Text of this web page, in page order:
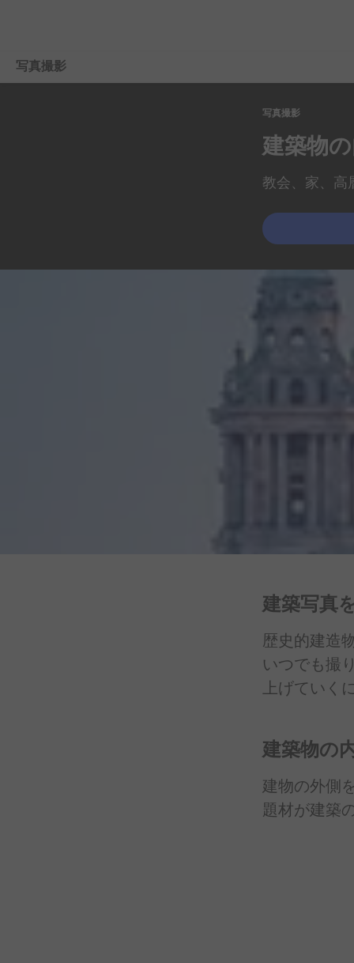
写真撮影
写真撮影
建築物の
教会、 家、 高
建築写真
歴史的建造
いつでも撮
上げていく
建築物の
建物の外側
題材が建築